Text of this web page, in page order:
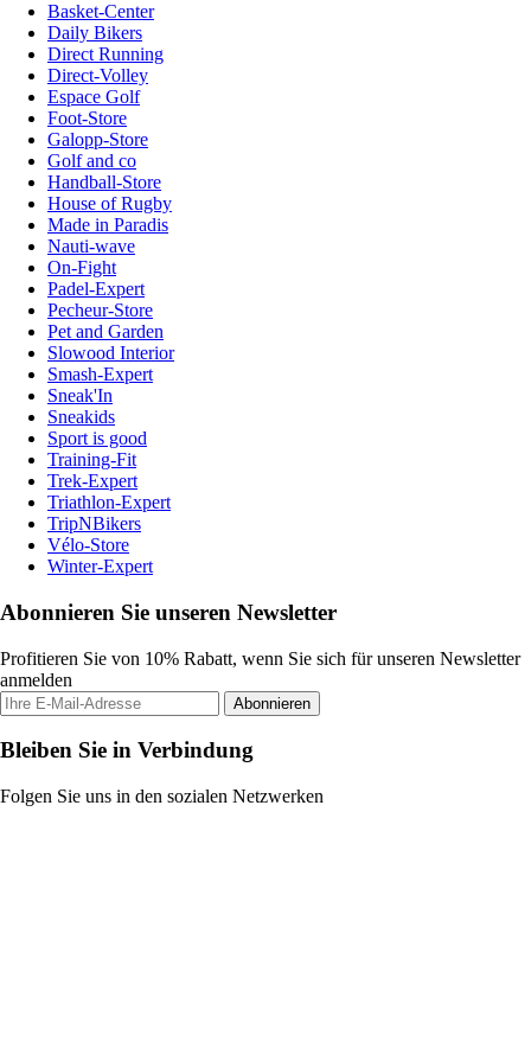
Basket-Center
Daily Bikers
Direct Running
Direct-Volley
Espace Golf
Foot-Store
Galopp-Store
Golf and co
Handball-Store
House of Rugby
Made in Paradis
Nauti-wave
On-Fight
Padel-Expert
Pecheur-Store
Pet and Garden
Slowood Interior
Smash-Expert
Sneak'In
Sneakids
Sport is good
Training-Fit
Trek-Expert
Triathlon-Expert
TripNBikers
Vélo-Store
Winter-Expert
Abonnieren Sie unseren Newsletter
Profitieren Sie von 10% Rabatt, wenn Sie sich für unseren Newsletter
anmelden
Abonnieren
Bleiben Sie in Verbindung
Folgen Sie uns in den sozialen Netzwerken